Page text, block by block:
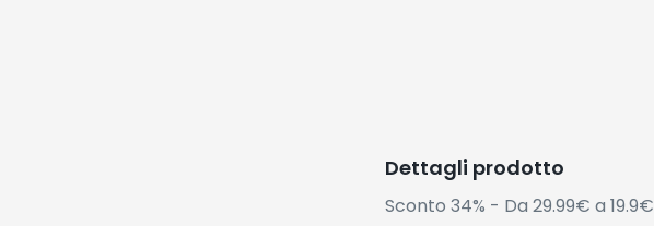
Dettagli prodotto
Sconto 34% - Da 29.99€ a 19.9€